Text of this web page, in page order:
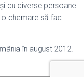
cu diverse persoane
o chemare să fac
în august 2012.